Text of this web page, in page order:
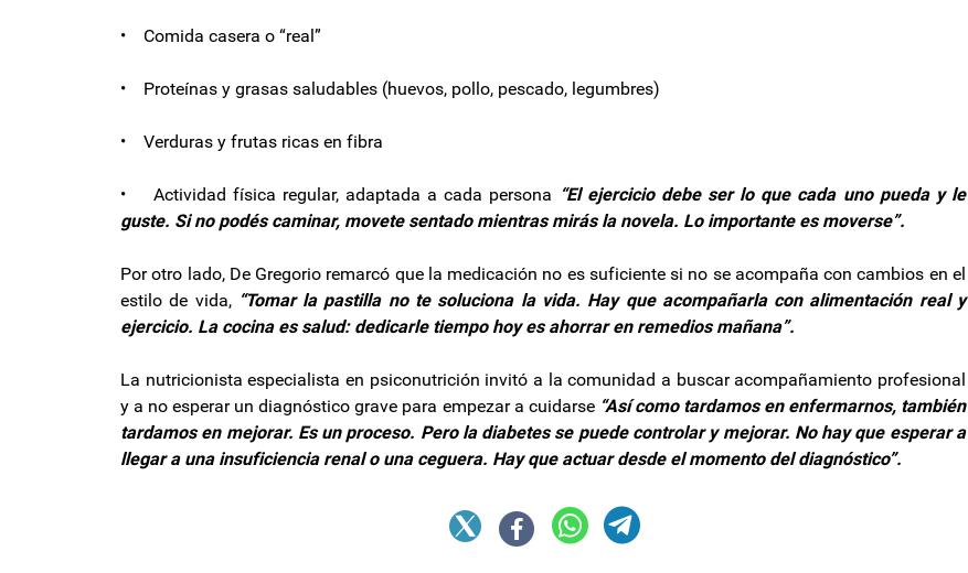
• Comida casera o “real”
• Proteínas y grasas saludables (huevos, pollo, pescado, legumbres)
• Verduras y frutas ricas en fibra
• Actividad física regular, adaptada a cada persona “El ejercicio debe ser lo que cada uno pueda y le
guste. Si no podés caminar, movete sentado mientras mirás la novela. Lo importante es moverse”.
Por otro lado, De Gregorio remarcó que la medicación no es suficiente si no se acompaña con cambios en el
estilo de vida, “Tomar la pastilla no te soluciona la vida. Hay que acompañarla con alimentación real y
ejercicio. La cocina es salud: dedicarle tiempo hoy es ahorrar en remedios mañana”.
La nutricionista especialista en psiconutrición invitó a la comunidad a buscar acompañamiento profesional
y a no esperar un diagnóstico grave para empezar a cuidarse “Así como tardamos en enfermarnos, también
tardamos en mejorar. Es un proceso. Pero la diabetes se puede controlar y mejorar. No hay que esperar a
llegar a una insuficiencia renal o una ceguera. Hay que actuar desde el momento del diagnóstico”.